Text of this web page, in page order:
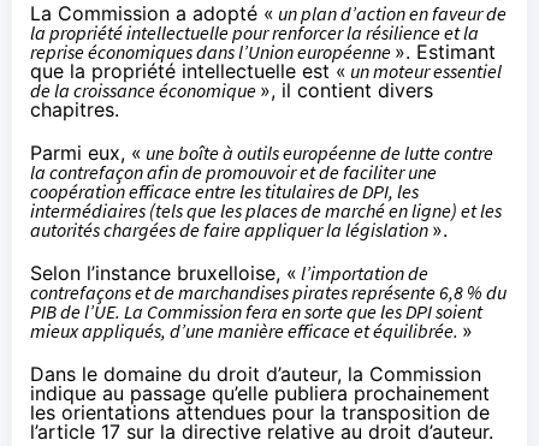
La Commission a adopté « un plan d’action en faveur de
la propriété intellectuelle pour renforcer la résilience et la
reprise économiques dans l’Union européenne ». Estimant
que la propriété intellectuelle est « un moteur essentiel
de la croissance économique », il contient divers
chapitres.
Parmi eux, « une boîte à outils européenne de lutte contre
la contrefaçon afin de promouvoir et de faciliter une
coopération efficace entre les titulaires de DPI, les
intermédiaires (tels que les places de marché en ligne) et les
autorités chargées de faire appliquer la législation ».
Selon l’instance bruxelloise, « l’importation de
contrefaçons et de marchandises pirates représente 6,8 % du
PIB de l’UE. La Commission fera en sorte que les DPI soient
mieux appliqués, d’une manière efficace et équilibrée. »
Dans le domaine du droit d’auteur, la Commission
indique au passage qu’elle publiera prochainement
les orientations attendues pour la transposition de
l’article 17 sur la directive relative au droit d’auteur.